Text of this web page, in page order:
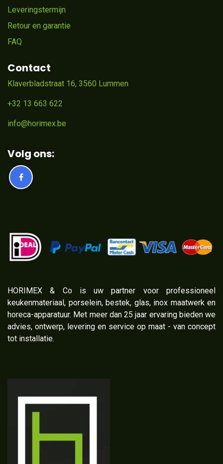
Leveringstermijn
Retour en garantie
FAQ
Contact
Klaverbladstraat 16, 3560 Lummen
+32 13 663 622
info@horimex.be
Volg ons:
​HORIMEX & Co is uw partner voor professioneel
keukenmateriaal, porselein, bestek, glas, inox maatwerk en
horeca-apparatuur. Met meer dan 25 jaar ervaring bieden we
advies, ontwerp, levering en service op maat - van concept
tot installatie.